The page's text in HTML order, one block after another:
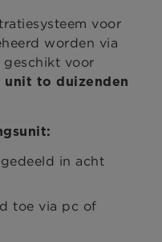
voor
worden via
geschikt voor
unit to duizenden
in acht
toe via pc of